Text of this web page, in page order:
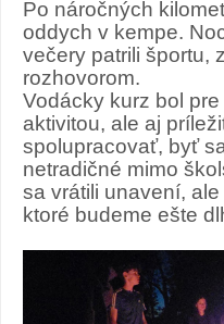
Po náročných
oddych v kempe.
večery patrili športu,
rozhovorom.
Vodácky kurz bol
aktivitou, ale aj
spolupracovať, byť
netradičné mimo
sa vrátili unavení,
ktoré budeme ešte